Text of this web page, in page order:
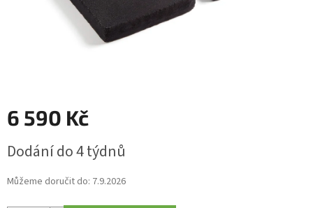
6 590 Kč
cena:
Dodání do 4 týdnů
Můžeme doručit do: 7.9.2026